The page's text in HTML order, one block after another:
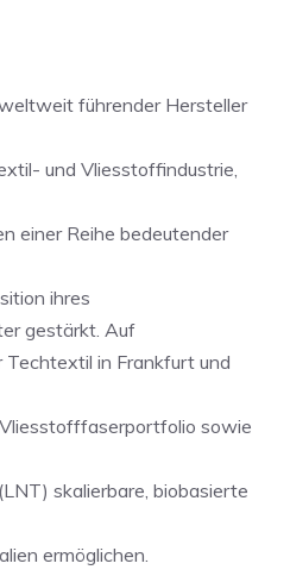
führender Hersteller
und Vliesstoffindustrie,
einer Reihe bedeutender
ihres
gestärkt. Auf
Techtextil in Frankfurt und
sowie
skalierbare, biobasierte
ermöglichen.